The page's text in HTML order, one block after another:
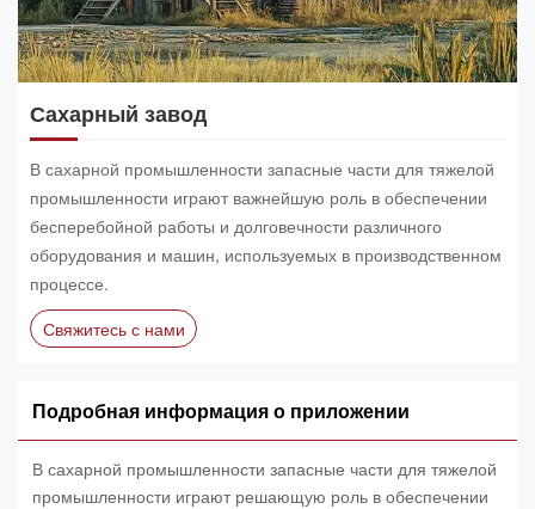
Сахарный завод
В сахарной промышленности запасные части для тяжелой
промышленности играют важнейшую роль в обеспечении
бесперебойной работы и долговечности различного
оборудования и машин, используемых в производственном
процессе.
Свяжитесь с нами
Подробная информация о приложении
В сахарной промышленности запасные части для тяжелой
промышленности играют решающую роль в обеспечении